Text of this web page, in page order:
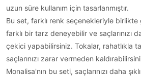
uzun süre kullanım için tasarlanmıştır.
Bu set, farklı renk seçenekleriyle
farklı bir tarz deneyebilir ve saçlarınızı
çekici yapabilirsiniz. Tokalar, rahatlıkla
saçlarınızı zarar vermeden
Monalisa'nın bu seti, saçlarınızı daha